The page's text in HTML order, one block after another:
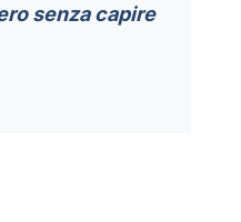
senza capire